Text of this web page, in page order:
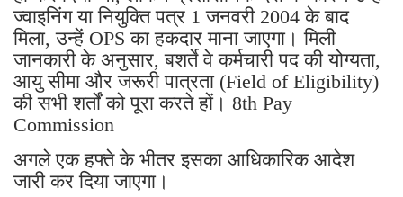
ज्वाइनिंग या नियुक्ति पत्र 1 जनवरी 2004 के बाद
मिला, उन्हें OPS का हकदार माना जाएगा। मिली
जानकारी के अनुसार, बशर्ते वे कर्मचारी पद की योग्यता,
आयु सीमा और जरूरी पात्रता (Field of Eligibility)
की सभी शर्तों को पूरा करते हों। 8th Pay
Commission
अगले एक हफ्ते के भीतर इसका आधिकारिक आदेश
जारी कर दिया जाएगा।